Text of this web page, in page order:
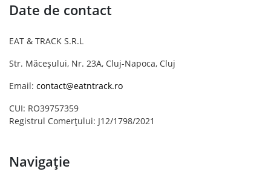
Date de contact
EAT & TRACK S.R.L
Str. Măceșului, Nr. 23A, Cluj-Napoca, Cluj
Email: contact@eatntrack.ro
CUI: RO39757359
Registrul Comerțului: J12/1798/2021
Navigație